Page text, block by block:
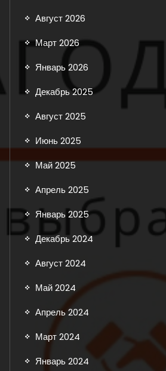
Август 2026
Март 2026
Январь 2026
Декабрь 2025
Август 2025
Июнь 2025
Май 2025
Апрель 2025
Январь 2025
Декабрь 2024
Август 2024
Май 2024
Апрель 2024
Март 2024
Январь 2024